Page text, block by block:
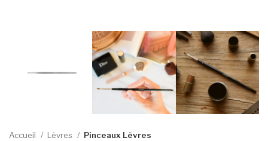
Accueil Lèvres Pinceaux Lèvres